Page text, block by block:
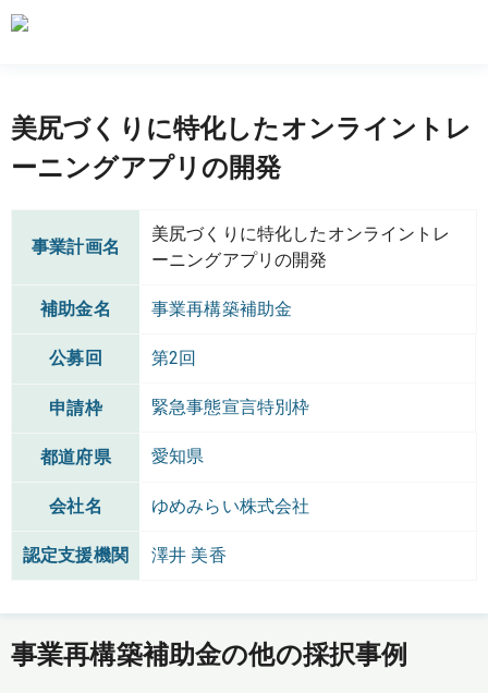
美尻づくりに特化したオンライントレ
ーニングアプリの開発
事業計画名
美尻づくりに特化したオンライントレ
ーニングアプリの開発
補助金名 事業再構築補助金
公募回 第2回
申請枠 緊急事態宣言特別枠
都道府県 愛知県
会社名 ゆめみらい株式会社
認定支援機関 澤井 美香
事業再構築補助金の他の採択事例